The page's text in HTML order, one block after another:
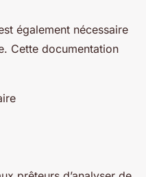
également nécessaire
Cette documentation